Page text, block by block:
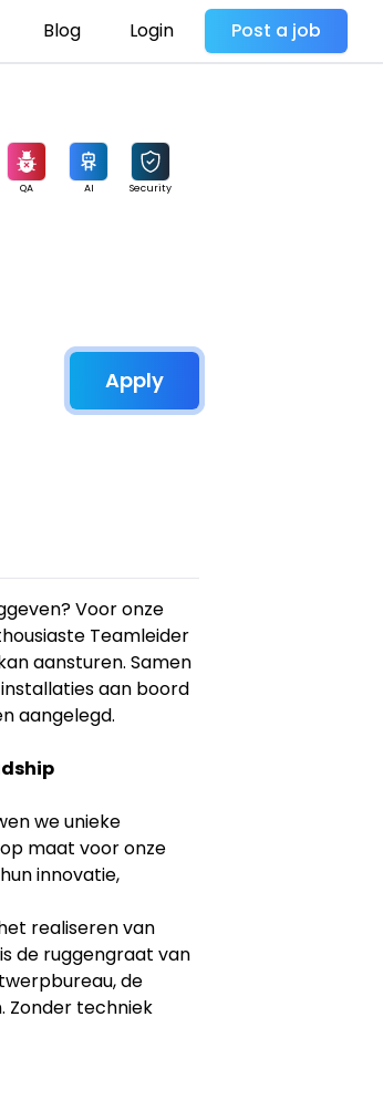
Blog Login Post a job
QA AI Security
Apply
Voor onze
Teamleider
aansturen. Samen
aan boord
aangelegd.
we unieke
maat voor onze
innovatie,
realiseren van
de ruggengraat van
de
Zonder techniek